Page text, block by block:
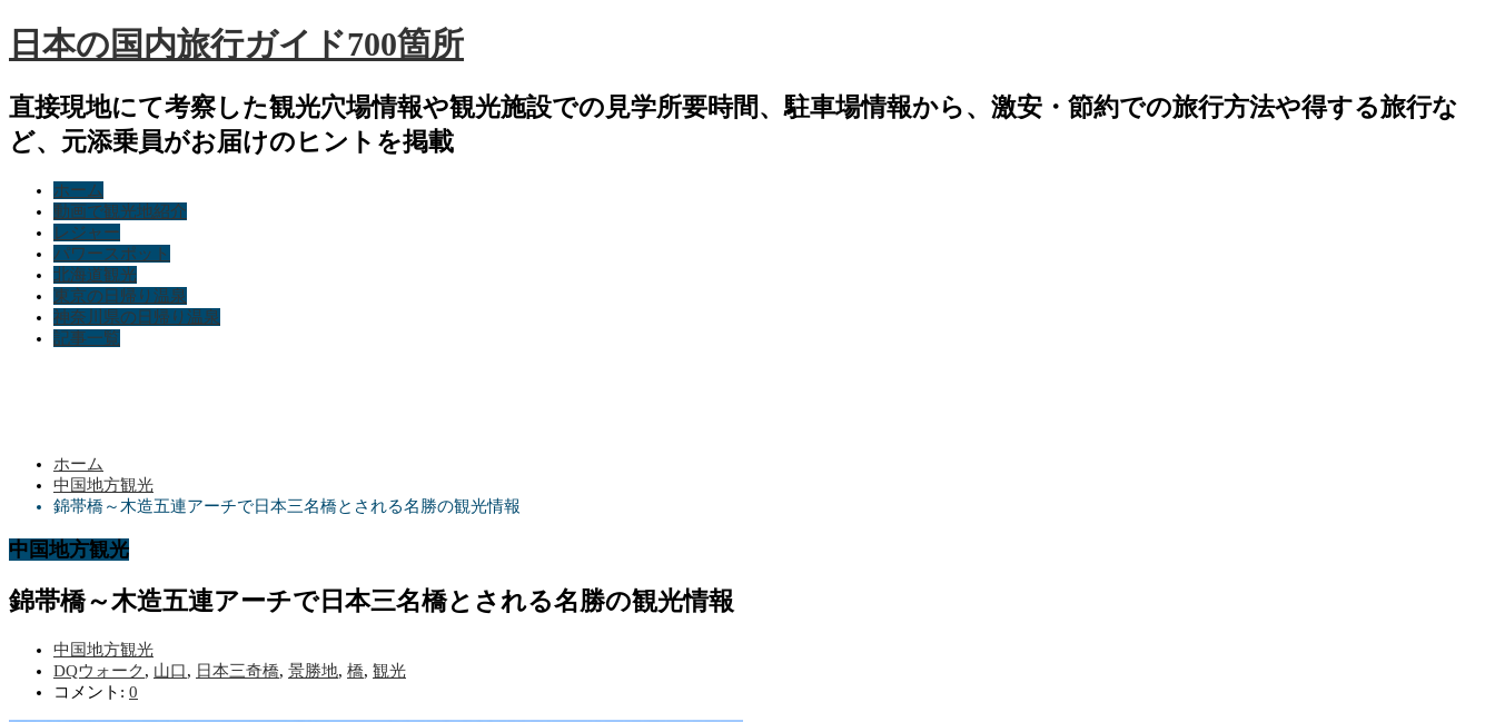
日本の国内旅行ガイド700箇所
直接現地にて考察した観光穴場情報や観光施設での見学所要時間、駐車場情報から、激安・節約での旅行方法や得する旅行な
ど、元添乗員がお届けのヒントを掲載
ホーム
動画で観光地紹介
レジャー
パワースポット
北海道観光
東京の日帰り温泉
神奈川県の日帰り温泉
記事一覧
ホーム
中国地方観光
錦帯橋～木造五連アーチで日本三名橋とされる名勝の観光情報
中国地方観光
錦帯橋～木造五連アーチで日本三名橋とされる名勝の観光情報
中国地方観光
DQウォーク, 山口, 日本三奇橋, 景勝地, 橋, 観光
コメント: 0